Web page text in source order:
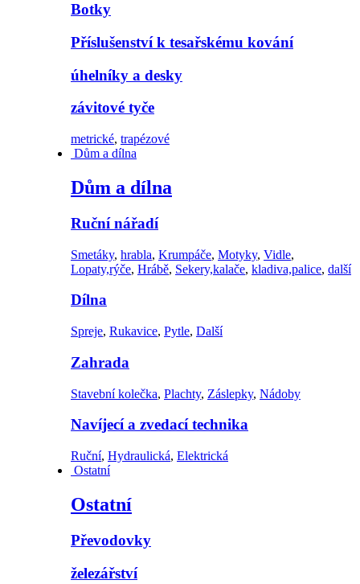
Botky
Příslušenství k tesařskému kování
úhelníky a desky
závitové tyče
metrické, trapézové
Dům a dílna
Dům a dílna
Ruční nářadí
Smetáky, hrabla, Krumpáče, Motyky, Vidle,
Lopaty,rýče, Hrábě, Sekery,kalače, kladiva,palice, další
Dílna
Spreje, Rukavice, Pytle, Další
Zahrada
Stavební kolečka, Plachty, Záslepky, Nádoby
Navíjecí a zvedací technika
Ruční, Hydraulická, Elektrická
Ostatní
Ostatní
Převodovky
železářství